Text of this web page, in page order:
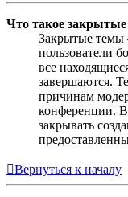
Что такое
Закрытые темы
пользователи
все
завершаются.
причинам
конференции.
закрывать
Вернуться к началу